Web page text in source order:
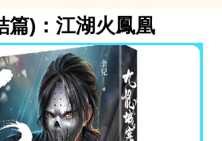
篇)：江湖火鳳凰